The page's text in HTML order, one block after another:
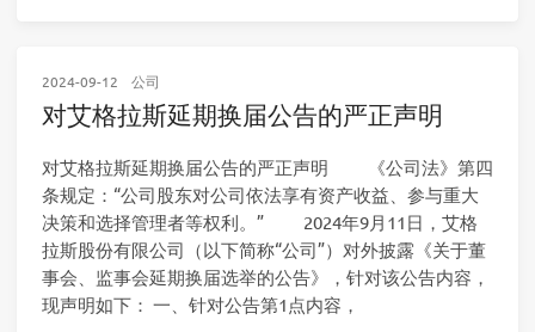
2024-09-12 公司
对艾格拉斯延期换届公告的严正声明
对艾格拉斯延期换届公告的严正声明 《公司法》第四
条规定：“公司股东对公司依法享有资产收益、参与重大
决策和选择管理者等权利。” 2024年9月11日，艾格
拉斯股份有限公司（以下简称“公司”）对外披露《关于董
事会、监事会延期换届选举的公告》，针对该公告内容，
现声明如下： 一、针对公告第1点内容，